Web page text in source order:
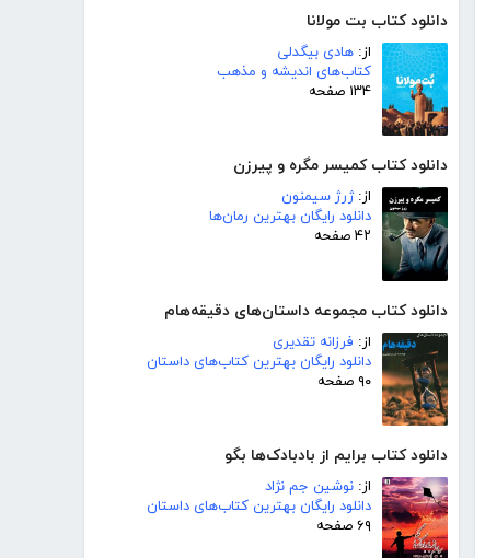
دانلود کتاب بت مولانا
از: هادی بیگدلی
کتاب‌های اندیشه و مذهب
۱۳۴ صفحه
دانلود کتاب کمیسر مگره و پیرزن
از:ژرژ سیمنون
دانلود رایگان بهترین رمان‌ها
۴۲ صفحه
دانلود کتاب مجموعه داستان‌های دقیقه‌هام
از: فرزانه تقدیری
دانلود رایگان بهترین کتاب‌های داستان
۹۰ صفحه
دانلود کتاب برایم از بادبادک‌ها بگو
از: نوشین جم نژاد
دانلود رایگان بهترین کتاب‌های داستان
۶۹ صفحه